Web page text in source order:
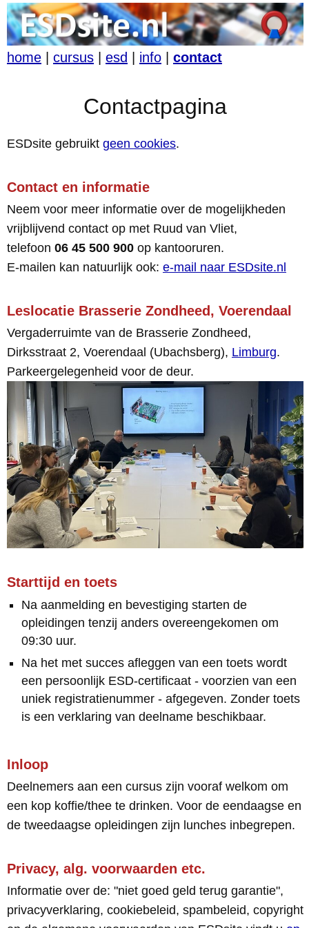
home cursus esd info contact
Contactpagina
ESDsite gebruikt geen cookies.
Contact en informatie
Neem voor meer informatie over de mogelijkheden
vrijblijvend contact op met Ruud van Vliet,
telefoon 06 45 500 900 op kantooruren.
E-mailen kan natuurlijk ook: e-mail naar ESDsite.nl
Leslocatie Brasserie Zondheed, Voerendaal
Vergaderruimte van de Brasserie Zondheed,
Dirksstraat 2, Voerendaal (Ubachsberg), Limburg.
Parkeergelegenheid voor de deur.
Starttijd en toets
Na aanmelding en bevestiging starten de
opleidingen tenzij anders overeengekomen om
09:30 uur.
Na het met succes afleggen van een toets wordt
een persoonlijk ESD-certificaat - voorzien van een
uniek registratienummer - afgegeven. Zonder toets
is een verklaring van deelname beschikbaar.
Inloop
Deelnemers aan een cursus zijn vooraf welkom om
een kop koffie/thee te drinken. Voor de eendaagse en
de tweedaagse opleidingen zijn lunches inbegrepen.
Privacy, alg. voorwaarden etc.
Informatie over de: "niet goed geld terug garantie",
privacyverklaring, cookiebeleid, spambeleid, copyright